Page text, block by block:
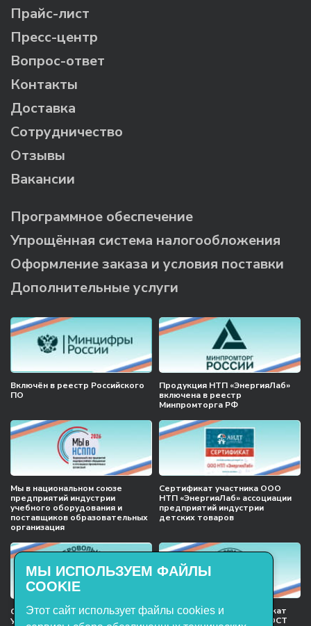
Прайс-лист
Пресс-центр
Вопрос-ответ
Контакты
Доставка
Сотрудничество
Отзывы
Вакансии
Программное обеспечение
Упрощённая система налогообложения
Оформление заказа и условия поставки
Дополнительные услуги
Включён в реестр Российского
ПО
Продукция НТП «ЭнергияЛаб»
включена в реестр
Минпромторга РФ
Мы в национальном союзе
предприятий индустрии
учебного оборудования и
поставщиков образовательных
организация
Сертификат участника ООО
НТП «ЭнергияЛаб» ассоциации
предприятий индустрии
детских товаров
Сертификат соответствия
Учебное оборудование, марки
Международный сертификат
менеджмента качества ГОСТ
МЫ ИСПОЛЬЗУЕМ ФАЙЛЫ
COOKIE
Этот сайт использует файлы cookies и